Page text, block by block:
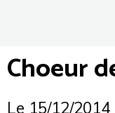
Choeur
Le 15/12/2014